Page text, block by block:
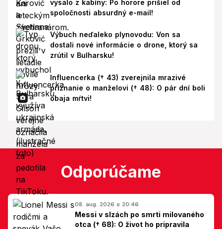
vysalo z kabíny: Po horore prišiel od
spoločnosti absurdný e-mail!
Výbuch neďaleko plynovodu: Von sa
dostali nové informácie o drone, ktorý sa
zrútil v Bulharsku!
Influencerka († 43) zverejnila mrazivé
priznanie o manželovi († 48): O pár dní boli
obaja mŕtvi!
Odporúčame
08. aug. 2026 o 20:46
Messi v slzách po smrti milovaného
otca († 68): O život ho pripravila